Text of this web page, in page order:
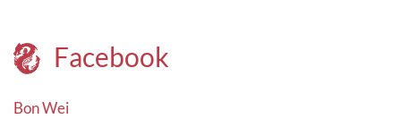
Facebook
Bon Wei